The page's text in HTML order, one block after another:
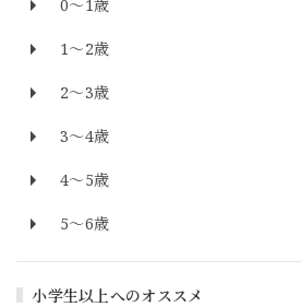
0～1歳
1～2歳
2～3歳
3～4歳
4～5歳
5～6歳
小学生以上へのオススメ